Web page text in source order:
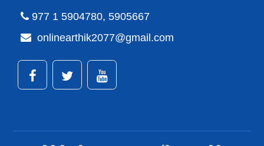
977 1 5904780, 5905667
onlinearthik2077@gmail.com